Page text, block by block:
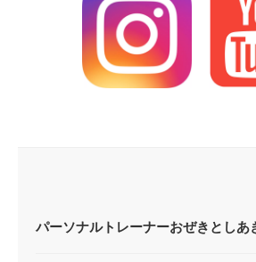
パーソナルトレーナーおぜきとしあ